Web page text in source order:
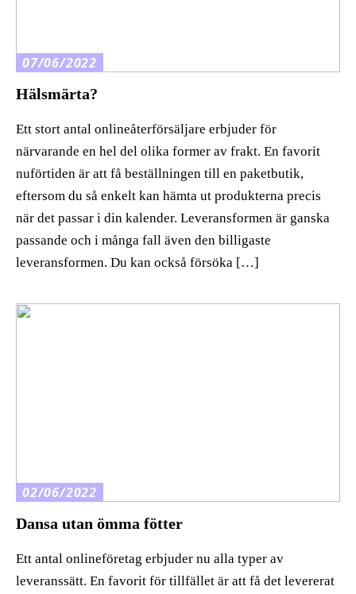
07/06/2022
Hälsmärta?
Ett stort antal onlineåterförsäljare erbjuder för
närvarande en hel del olika former av frakt. En favorit
nuförtiden är att få beställningen till en paketbutik,
eftersom du så enkelt kan hämta ut produkterna precis
när det passar i din kalender. Leveransformen är ganska
passande och i många fall även den billigaste
leveransformen. Du kan också försöka […]
02/06/2022
Dansa utan ömma fötter
Ett antal onlineföretag erbjuder nu alla typer av
leveranssätt. En favorit för tillfället är att få det levererat